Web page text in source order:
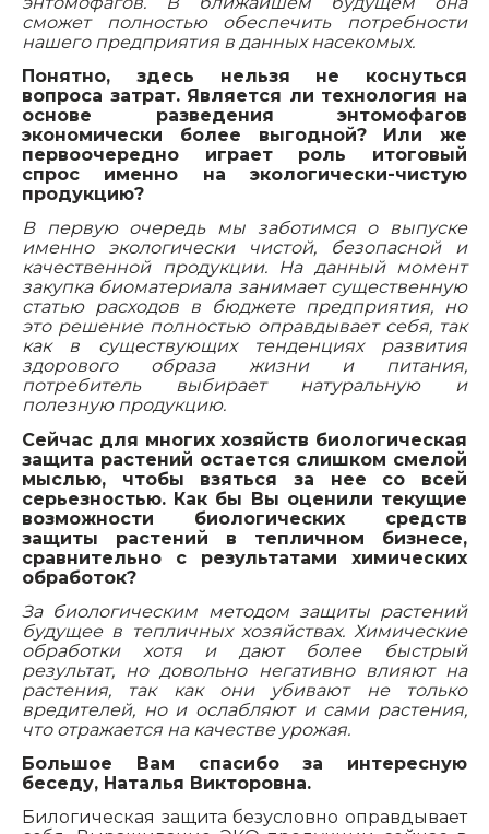
сможет полностью обеспечить потребности
нашего предприятия в данных насекомых.
Понятно, здесь нельзя не коснуться
вопроса затрат. Является ли технология на
основе разведения энтомофагов
экономически более выгодной? Или же
первоочередно играет роль итоговый
спрос именно на экологически-чистую
продукцию?
В первую очередь мы заботимся о выпуске
именно экологически чистой, безопасной и
качественной продукции. На данный момент
закупка биоматериала занимает существенную
статью расходов в бюджете предприятия, но
это решение полностью оправдывает себя, так
как в существующих тенденциях развития
здорового образа жизни и питания,
потребитель выбирает натуральную и
полезную продукцию.
Сейчас для многих хозяйств биологическая
защита растений остается слишком смелой
мыслью, чтобы взяться за нее со всей
серьезностью. Как бы Вы оценили текущие
возможности биологических средств
защиты растений в тепличном бизнесе,
сравнительно с результатами химических
обработок?
За биологическим методом защиты растений
будущее в тепличных хозяйствах. Химические
обработки хотя и дают более быстрый
результат, но довольно негативно влияют на
растения, так как они убивают не только
вредителей, но и ослабляют и сами растения,
что отражается на качестве урожая.
Большое Вам спасибо за интересную
беседу, Наталья Викторовна.
Билогическая защита безусловно оправдывает